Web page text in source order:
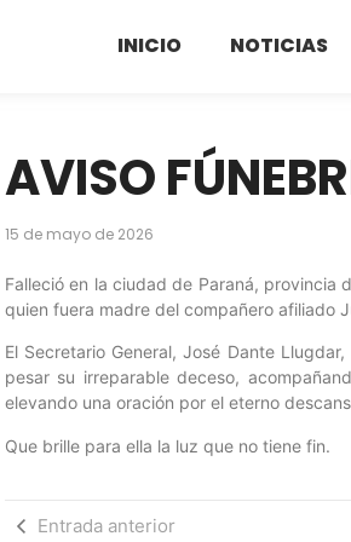
INICIO NOTICIAS
AVISO
15 de mayo de 2026
Falleció en la ciudad de Paraná, provincia
quien fuera madre del compañero afiliado
El Secretario General, José Dante
pesar su irreparable deceso,
elevando una oración por el eterno
Que brille para ella la luz que no tiene fin.
Entrada anterior